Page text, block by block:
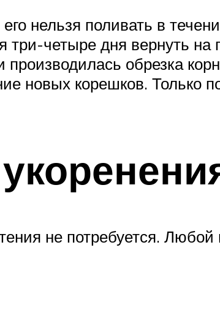
нельзя поливать в
три-четыре дня вернуть
производилась обрезка
новых корешков. Только
не потребуется. Любой